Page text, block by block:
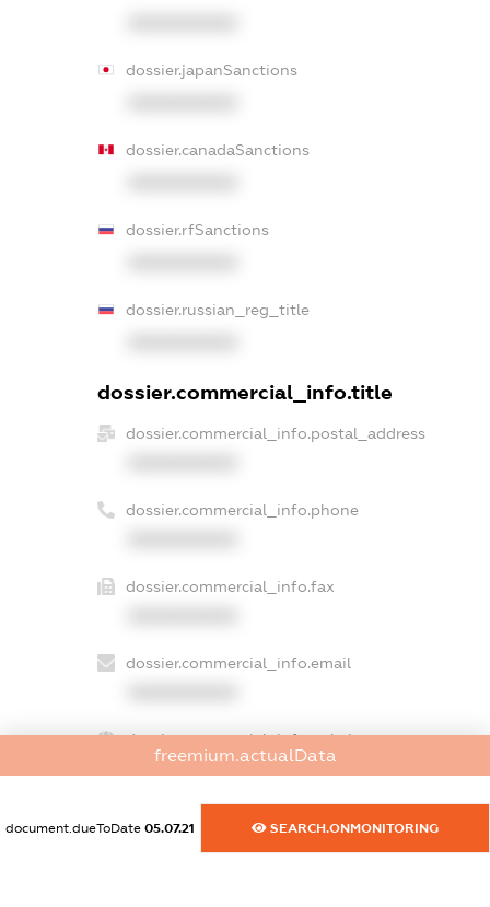
dossier.japanSanctions
dossier.canadaSanctions
dossier.rfSanctions
dossier.russian_reg_title
dossier.commercial_info.title
dossier.commercial_info.postal_address
dossier.commercial_info.phone
dossier.commercial_info.fax
dossier.commercial_info.email
dossier.commercial_info.website
freemium.actualData
document.dueToDate 05.07.21 SEARCH.ONMONITORING